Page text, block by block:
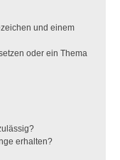
und einem
oder ein Thema
erhalten?